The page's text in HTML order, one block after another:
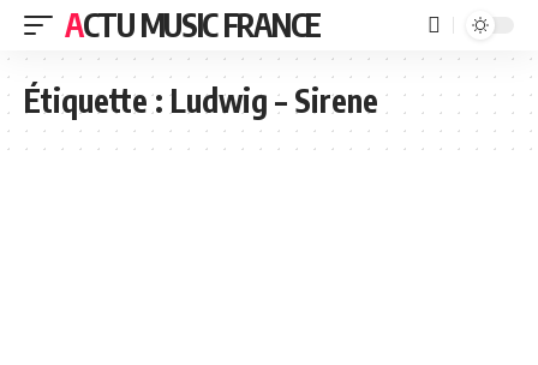
ACTU MUSIC FRANCE
Étiquette :Ludwig – Sirene